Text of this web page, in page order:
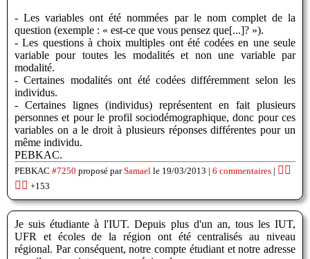
- Les variables ont été nommées par le nom complet de la
question (exemple : « est-ce que vous pensez que[...]? »).
- Les questions à choix multiples ont été codées en une seule
variable pour toutes les modalités et non une variable par
modalité.
- Certaines modalités ont été codées différemment selon les
individus.
- Certaines lignes (individus) représentent en fait plusieurs
personnes et pour le profil sociodémographique, donc pour ces
variables on a le droit à plusieurs réponses différentes pour un
même individu.
PEBKAC.
PEBKAC #7250 proposé parSamael le 19/03/2013 | 6 commentaires | 👍🏽
👎🏽 +153
Je suis étudiante à l'IUT. Depuis plus d'un an, tous les IUT,
UFR et écoles de la région ont été centralisés au niveau
régional. Par conséquent, notre compte étudiant et notre adresse